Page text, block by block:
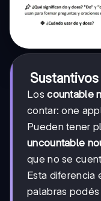
Loscountable
contar: one
Pueden tener
uncountable
que no se
Esta diferencia
palabras